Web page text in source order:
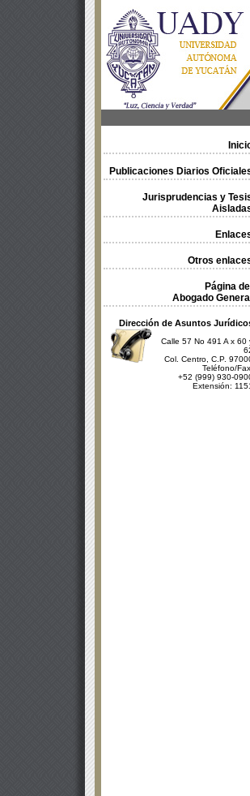
Publicaciones Diarios
Jurisprudencias y
Otros
Página del
Abogado General
Dirección de Asuntos
Calle 57 No 491 A x 60
Col. Centro, C.P.
Teléfono/
+52 (999) 930-
Extensión: